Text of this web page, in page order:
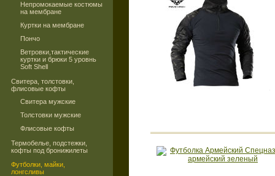
Непромокаемые костюмы
на мембране
Куртки на мембране
Пончо
Ветровки,тактические
куртки и брюки 5 уровнь
Soft Shell
Свитера, толстовки,
флисовые кофты
Свитера мужские
Толстовки мужские
Флисовые кофты
Термобелье, подстежки,
кофты под бронижилеты
Футболки, майки,
лонгсливы